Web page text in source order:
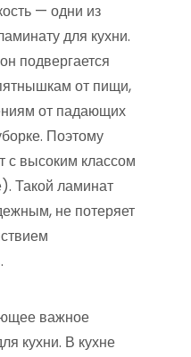
— одни из
для кухни.
подвергается
от пищи,
от падающих
Поэтому
с высоким классом
Такой ламинат
не потеряет
важное
кухни. В кухне